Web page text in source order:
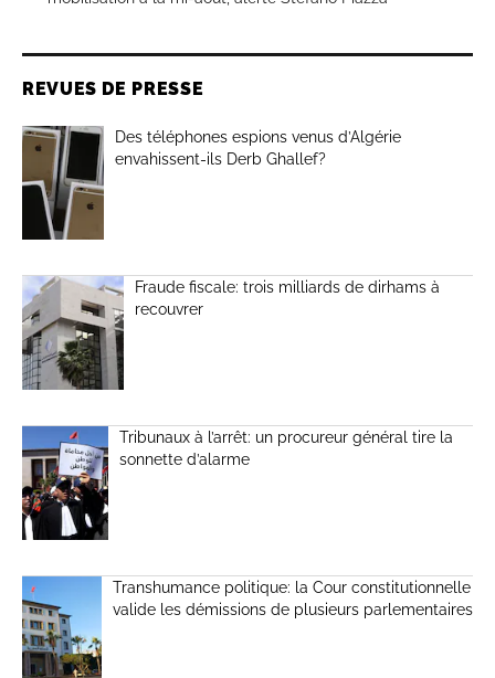
REVUES DE PRESSE
Des téléphones espions venus d’Algérie
envahissent-ils Derb Ghallef?
Fraude fiscale: trois milliards de dirhams à
recouvrer
Tribunaux à l’arrêt: un procureur général tire la
sonnette d’alarme
Transhumance politique: la Cour constitutionnelle
valide les démissions de plusieurs parlementaires